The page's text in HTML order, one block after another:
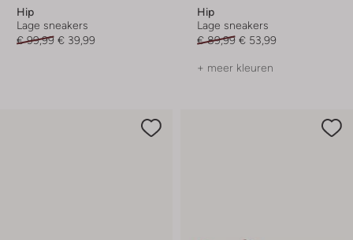
Hip
Lage sneakers
€ 99,99 € 39,99
Hip
Lage sneakers
€ 89,99 € 53,99
+ meer kleuren